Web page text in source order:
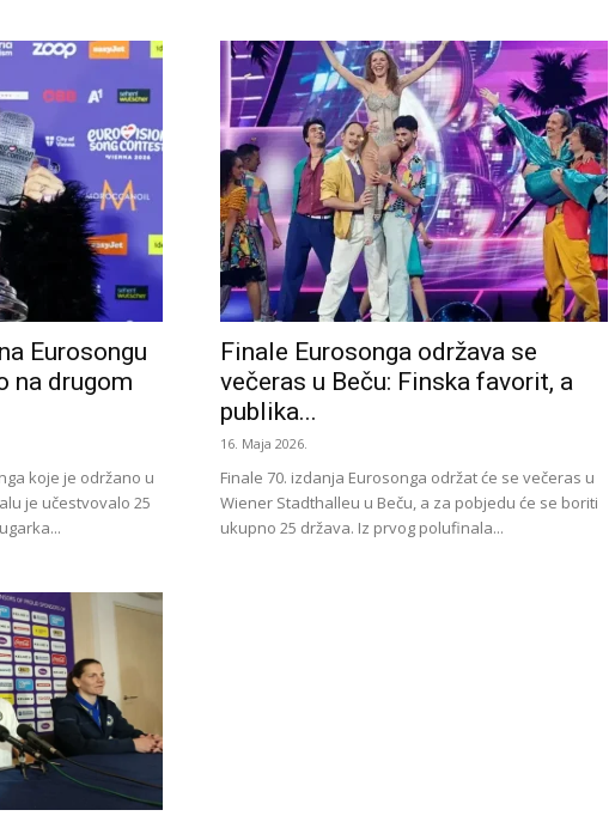
Eurosongu
na drugom
koje je održano u
je učestvovalo 25
Finale Eurosonga održava se
večeras u Beču: Finska favorit, a
publika...
16. Maja 2026.
Finale 70. izdanja Eurosonga održat će se večeras u
Wiener Stadthalleu u Beču, a za pobjedu će se boriti
ukupno 25 država. Iz prvog polufinala...